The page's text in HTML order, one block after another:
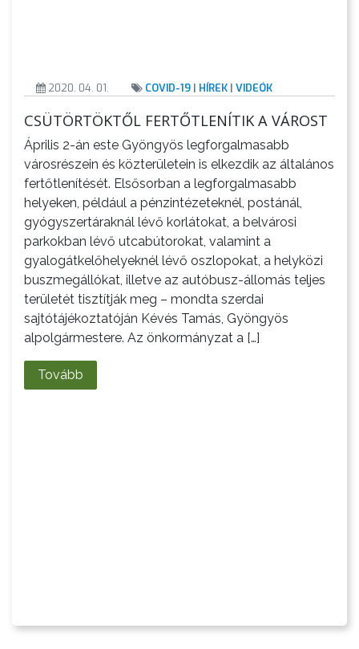
2020. 04. 01. COVID-19 | HÍREK | VIDEÓK
CSÜTÖRTÖKTŐL FERTŐTLENÍTIK A VÁROST
Április 2-án este Gyöngyös legforgalmasabb
városrészein és közterületein is elkezdik az általános
fertőtlenítését. Elsősorban a legforgalmasabb
helyeken, például a pénzintézeteknél, postánál,
gyógyszertáraknál lévő korlátokat, a belvárosi
parkokban lévő utcabútorokat, valamint a
gyalogátkelőhelyeknél lévő oszlopokat, a helyközi
buszmegállókat, illetve az autóbusz-állomás teljes
területét tisztítják meg – mondta szerdai
sajtótájékoztatóján Kévés Tamás, Gyöngyös
alpolgármestere. Az önkormányzat a […]
Tovább